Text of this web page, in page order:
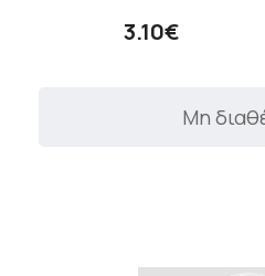
3.10€
Μη